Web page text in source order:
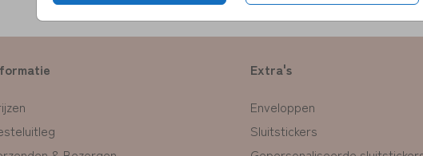
Extra's
Enveloppen
Sluitstickers